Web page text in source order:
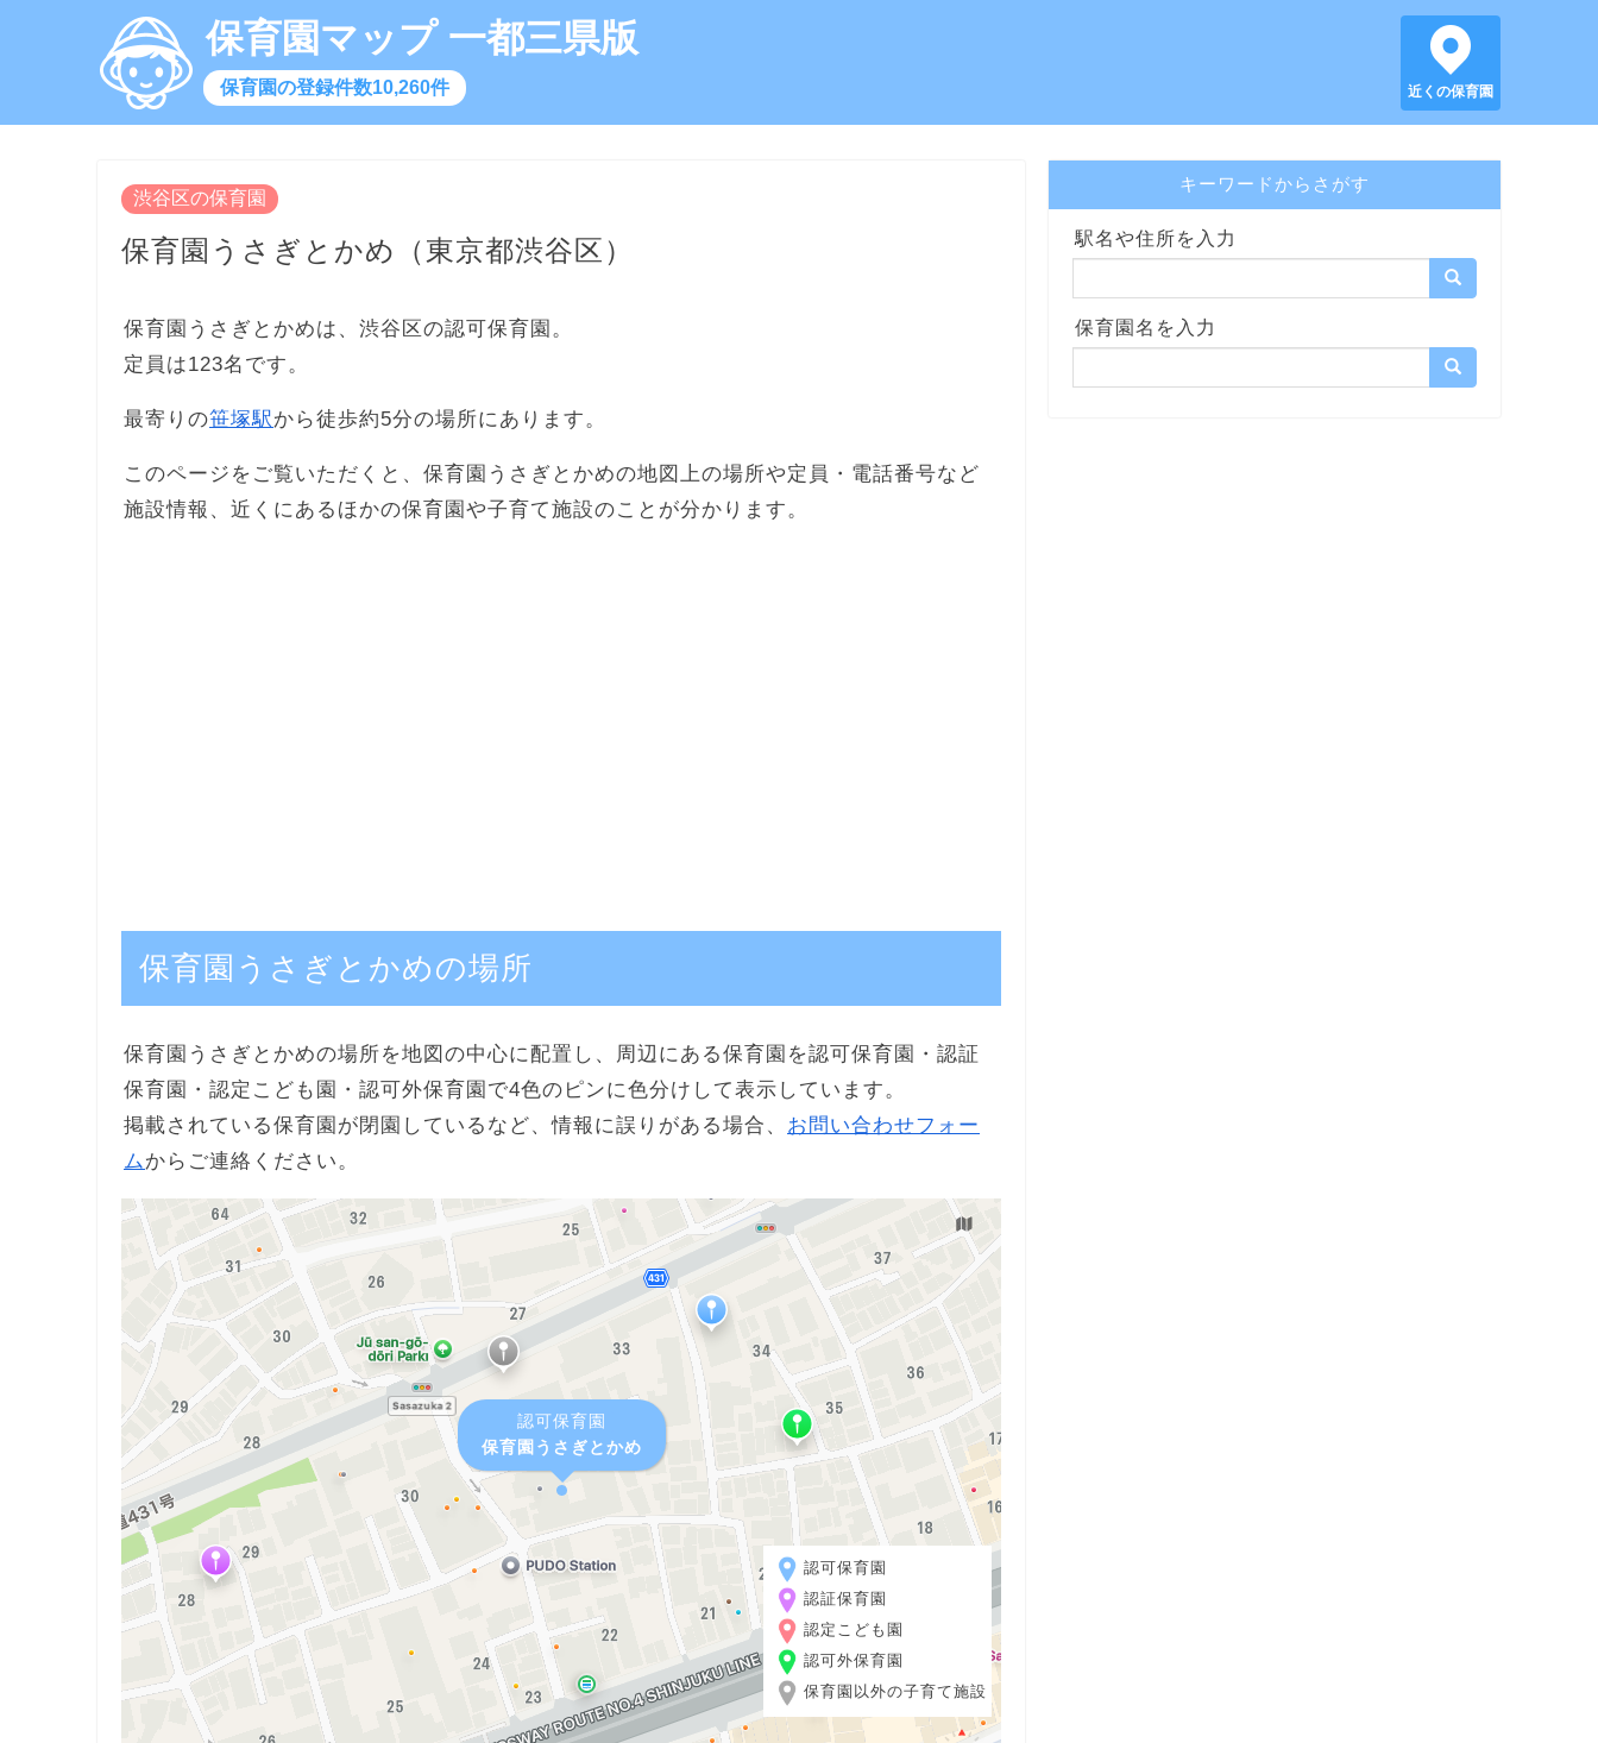
保育園マップ 一都三県版
保育園の登録件数10,260件 近くの保育園
渋谷区の保育園
保育園うさぎとかめ（東京都渋谷区）
保育園うさぎとかめは、渋谷区の認可保育園。
定員は123名です。
最寄りの笹塚駅から徒歩約5分の場所にあります。
このページをご覧いただくと、保育園うさぎとかめの地図上の場所や定員・電話番号など
施設情報、近くにあるほかの保育園や子育て施設のことが分かります。
保育園うさぎとかめの場所
保育園うさぎとかめの場所を地図の中心に配置し、周辺にある保育園を認可保育園・認証
保育園・認定こども園・認可外保育園で4色のピンに色分けして表示しています。
掲載されている保育園が閉園しているなど、情報に誤りがある場合、 お問い合わせフォー
ム からご連絡ください。
認可保育園
保育園うさぎとかめ
認可保育園
認証保育園
認定こども園
認可外保育園
保育園以外の子育て施設
キーワードからさがす
駅名や住所を入力
保育園名を入力